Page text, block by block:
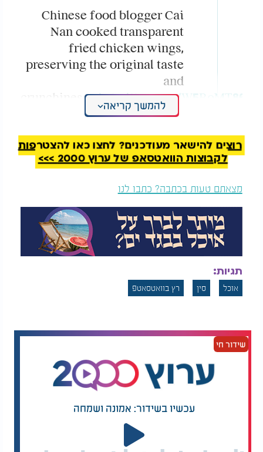
Chinese food blogger Cai
Nan cooked transparent
fried chicken wings,
preserving the original taste
and
crunchiness.pic.twitter.com/W5BoMT86ad
(@Rainmaker1973)April 25,
2026
המלצות נוספות
מנסים לחסוך בהוצאות
הכביסה? נסו את חמשת
ממש מול שגרירות
בשלב האחרון חיבר את העצמות והבשר השקופים בתוך
תבנית אחת, והצליח להעניק למנה גם מעטפת חיצונית
פריכה ושחומה, בדומה לעוף מטוגן רגיל.
התגובות ברשת היו חלוקות. גולשים רבים התפעלו
אמנות מרהיבה. אחרים הודו שהמראה השקוף והעצמות
שנראות כמו זכוכית גרמו להם אי נוחות, וטענו שלא היו
להמשך קריאה
רוצים להישאר מעודכנים? לחצו כאן להצטרפות
לקבוצות הוואטסאפ של ערוץ 2000 >>>
מצאתם טעות בכתבה? כתבו לנו
תגיות:
אוכל סין רץ בוואטסאטפ
שידור חי
עכשיו בשידור: אמונה ושמחה